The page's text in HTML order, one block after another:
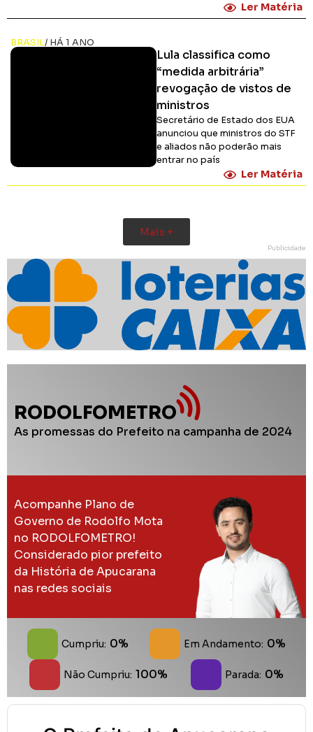
Ler Matéria
BRASIL/ HÁ 1 ANO
Lula classifica como
“medida arbitrária”
revogação de vistos de
ministros
Secretário de Estado dos EUA
anunciou que ministros do STF
e aliados não poderão mais
entrar no país
Ler Matéria
Mais +
Publicidade
RODOLFOMETRO
As promessas do Prefeito na campanha de 2024
Acompanhe Plano de
Governo de Rodolfo Mota
no RODOLFOMETRO!
Considerado pior prefeito
da História de Apucarana
nas redes sociais
Cumpriu: 0% Em Andamento: 0%
Não Cumpriu: 100% Parada: 0%